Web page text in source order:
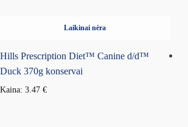
Laikinai nėra
Hills Prescription Diet™ Canine d/d™
Duck 370g konservai
Kaina: 3.47 €